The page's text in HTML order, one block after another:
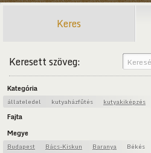
Keres
Keresett szöveg:
Kategória
állateledel kutyaházfűtés kutyakiképzés
Fajta
Megye
Budapest Bács-Kiskun Baranya Békés